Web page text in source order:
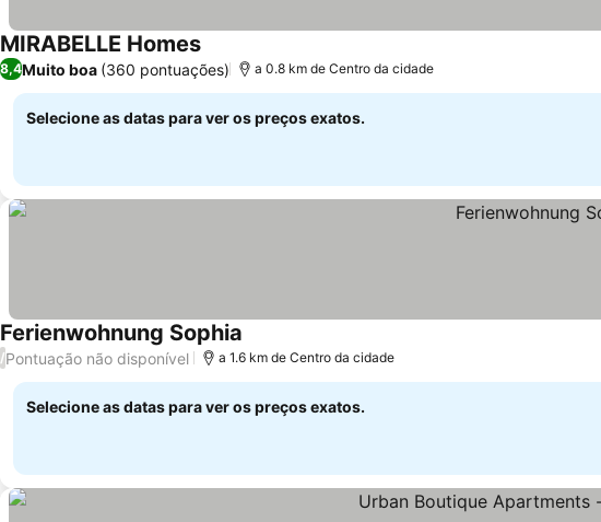
MIRABELLE Homes
8,4Muito boa (360 pontuações) a 0.8 km de Centro da cidade
Selecione as datas para ver os preços exatos.
Ferienwohnung Sophia
/Pontuação não disponível a 1.6 km de Centro da cidade
Selecione as datas para ver os preços exatos.